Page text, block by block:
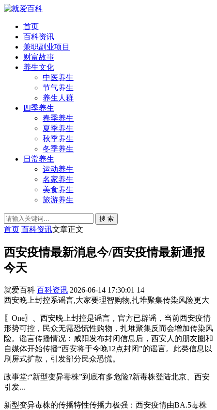
首页
百科资讯
兼职副业项目
财富故事
养生文化
中医养生
节气养生
养生人群
四季养生
春季养生
夏季养生
秋季养生
冬季养生
日常养生
运动养生
名家养生
美食养生
旅游养生
搜 索
首页 百科资讯文章正文
西安疫情最新消息今/西安疫情最新通报
今天
就爱百科 百科资讯 2026-06-14 17:30:01 14
西安晚上封控系谣言,大家要理智购物,扎堆聚集传染风险更大
〖One〗、西安晚上封控是谣言，官方已辟谣，当前西安疫情
形势可控，民众无需恐慌性购物，扎堆聚集反而会增加传染风
险。谣言传播情况：咸阳发布封闭信息后，西安人的朋友圈和
自媒体开始传播“西安将于今晚12点封闭”的谣言。此类信息以
刷屏式扩散，引发部分民众恐慌。
政事堂:“新型变异毒株”到底有多危险?新毒株登陆北京、西安
引发...
新型变异毒株的传播特性传播力极强：西安疫情由BA.5毒株